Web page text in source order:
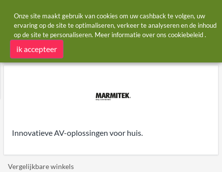
Startpagina Winkels Marmitek
Marmitek cashback
Innovatieve AV-oplossingen voor huis.
Vergelijkbare winkels
Onze site maakt gebruik van cookies om uw cashback te volgen, uw
ervaring op de site te optimaliseren, verkeer te analyseren en de inhoud
op de site te personaliseren. Meer informatie over ons cookiebeleid.
ik accepteer